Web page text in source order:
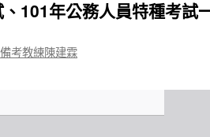
101年公務人員特種考
備考教練陳建霖